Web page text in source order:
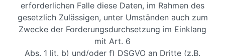
erforderlichen Falle diese Daten, im Rahmen des
gesetzlich Zulässigen, unter Umständen auch zum
Zwecke der Forderungsdurchsetzung im Einklang
mit Art. 6
Abs. 1 lit. b) und/oder f) DSGVO an Dritte (z.B.